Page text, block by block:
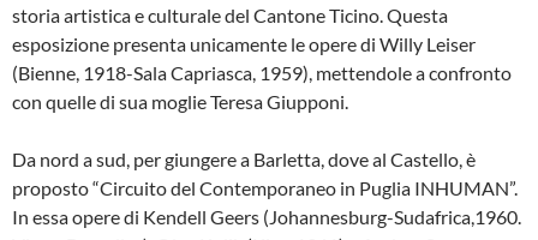
storia artistica e culturale del Cantone Ticino. Questa
esposizione presenta unicamente le opere di Willy Leiser
(Bienne, 1918-Sala Capriasca, 1959), mettendole a confronto
con quelle di sua moglie Teresa Giupponi.
Da nord a sud, per giungere a Barletta, dove al Castello, è
proposto “Circuito del Contemporaneo in Puglia INHUMAN”.
In essa opere di Kendell Geers (Johannesburg-Sudafrica,1960.